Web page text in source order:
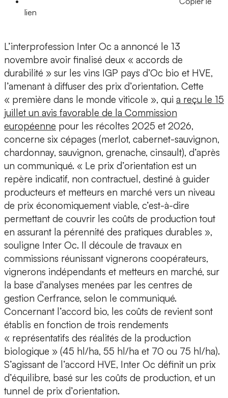
lien
L’interprofession Inter Oc a annoncé le 13
novembre avoir finalisé deux « accords de
durabilité » sur les vins IGP pays d’Oc bio et HVE,
l’amenant à diffuser des prix d’orientation. Cette
« première dans le monde viticole », qui a reçu le 15
juillet un avis favorable de la Commission
européenne pour les récoltes 2025 et 2026,
concerne six cépages (merlot, cabernet-sauvignon,
chardonnay, sauvignon, grenache, cinsault), d’après
un communiqué. « Le prix d’orientation est un
repère indicatif, non contractuel, destiné à guider
producteurs et metteurs en marché vers un niveau
de prix économiquement viable, c’est-à-dire
permettant de couvrir les coûts de production tout
en assurant la pérennité des pratiques durables »,
souligne Inter Oc. Il découle de travaux en
commissions réunissant vignerons coopérateurs,
vignerons indépendants et metteurs en marché, sur
la base d’analyses menées par les centres de
gestion Cerfrance, selon le communiqué.
Concernant l’accord bio, les coûts de revient sont
établis en fonction de trois rendements
« représentatifs des réalités de la production
biologique » (45 hl/ha, 55 hl/ha et 70 ou 75 hl/ha).
S’agissant de l’accord HVE, Inter Oc définit un prix
d’équilibre, basé sur les coûts de production, et un
tunnel de prix d’orientation.